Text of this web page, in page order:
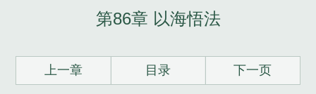
第86章 以海悟法
上一章 目录 下一页